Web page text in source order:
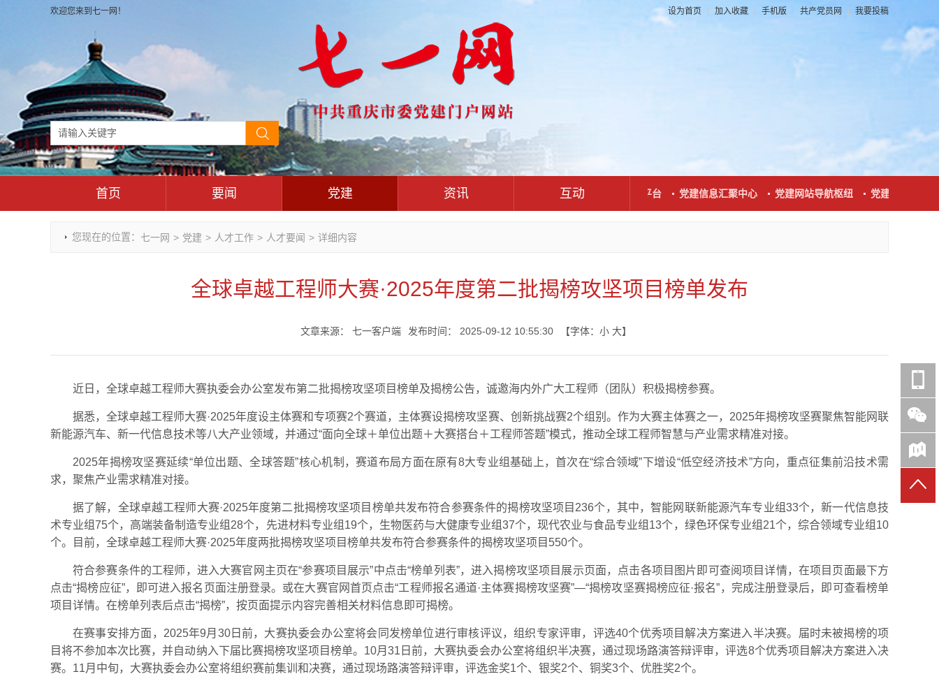
欢迎您来到七一网！ 设为首页 | 加入收藏 | 手机版 | 共产党员网 | 我要投稿
首页 要闻
重庆市领导活动报道集
理论武装
党建
干部工作
基层组织建设
资讯
党务知识
七一书院
互动
党建头条微信公众号
党群联系互动平台 党建信息汇聚中心 党建网站导航枢纽 党建新闻发布窗口
您现在的位置： 七一网 > 党建 > 人才工作 > 人才要闻 > 详细内容
全球卓越工程师大赛·2025年度第二批揭榜攻坚项目榜单发布
文章来源： 七一客户端 发布时间： 2025-09-12 10:55:30 【字体： 小 大】
近日，全球卓越工程师大赛执委会办公室发布第二批揭榜攻坚项目榜单及揭榜公告，诚邀海内外广大工程师（团队）积极揭榜参赛。
据悉，全球卓越工程师大赛·2025年度设主体赛和专项赛2个赛道，主体赛设揭榜攻坚赛、创新挑战赛2个组别。作为大赛主体赛之一，2025年揭榜攻坚赛聚焦智能网联
新能源汽车、新一代信息技术等八大产业领域，并通过“面向全球＋单位出题＋大赛搭台＋工程师答题”模式，推动全球工程师智慧与产业需求精准对接。
2025年揭榜攻坚赛延续“单位出题、全球答题”核心机制，赛道布局方面在原有8大专业组基础上，首次在“综合领域”下增设“低空经济技术”方向，重点征集前沿技术需
求，聚焦产业需求精准对接。
据了解，全球卓越工程师大赛·2025年度第二批揭榜攻坚项目榜单共发布符合参赛条件的揭榜攻坚项目236个，其中，智能网联新能源汽车专业组33个，新一代信息技
术专业组75个，高端装备制造专业组28个，先进材料专业组19个，生物医药与大健康专业组37个，现代农业与食品专业组13个，绿色环保专业组21个，综合领域专业组10
个。目前，全球卓越工程师大赛·2025年度两批揭榜攻坚项目榜单共发布符合参赛条件的揭榜攻坚项目550个。
符合参赛条件的工程师，进入大赛官网主页在“参赛项目展示”中点击“榜单列表”，进入揭榜攻坚项目展示页面，点击各项目图片即可查阅项目详情，在项目页面最下方
点击“揭榜应征”，即可进入报名页面注册登录。或在大赛官网首页点击“工程师报名通道·主体赛揭榜攻坚赛”—“揭榜攻坚赛揭榜应征·报名”，完成注册登录后，即可查看榜单
项目详情。在榜单列表后点击“揭榜”，按页面提示内容完善相关材料信息即可揭榜。
在赛事安排方面，2025年9月30日前，大赛执委会办公室将会同发榜单位进行审核评议，组织专家评审，评选40个优秀项目解决方案进入半决赛。届时未被揭榜的项
目将不参加本次比赛，并自动纳入下届比赛揭榜攻坚项目榜单。10月31日前，大赛执委会办公室将组织半决赛，通过现场路演答辩评审，评选8个优秀项目解决方案进入决
赛。11月中旬，大赛执委会办公室将组织赛前集训和决赛，通过现场路演答辩评审，评选金奖1个、银奖2个、铜奖3个、优胜奖2个。